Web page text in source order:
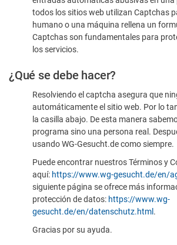
humano
todos los sitios web utilizan Captchas
humano o una máquina rellena un
Captchas son fundamentales para
los servicios.
¿Qué se debe hacer?
Resolviendo el captcha asegura que
automáticamente el sitio web. Por lo
la casilla abajo. De esta manera
programa sino una persona real.
usando WG-Gesucht.de como siempre.
Puede encontrar nuestros Términos y
aquí: https://www.wg-gesucht.de/en/
siguiente página se ofrece más
protección de datos: https://www.wg-
gesucht.de/en/datenschutz.html .
Gracias por su ayuda.